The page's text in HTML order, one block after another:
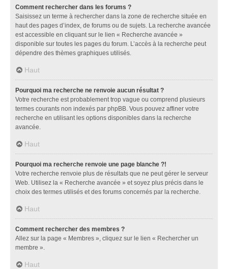
Comment rechercher dans les forums ?
Saisissez un terme à rechercher dans la zone de recherche située en
haut des pages d’index, de forums ou de sujets. La recherche avancée
est accessible en cliquant sur le lien « Recherche avancée »
disponible sur toutes les pages du forum. L’accès à la recherche peut
dépendre des thèmes graphiques utilisés.
Haut
Pourquoi ma recherche ne renvoie aucun résultat ?
Votre recherche est probablement trop vague ou comprend plusieurs
termes courants non indexés par phpBB. Vous pouvez affiner votre
recherche en utilisant les options disponibles dans la recherche
avancée.
Haut
Pourquoi ma recherche renvoie une page blanche ?!
Votre recherche renvoie plus de résultats que ne peut gérer le serveur
Web. Utilisez la « Recherche avancée » et soyez plus précis dans le
choix des termes utilisés et des forums concernés par la recherche.
Haut
Comment rechercher des membres ?
Allez sur la page « Membres », cliquez sur le lien « Rechercher un
membre ».
Haut